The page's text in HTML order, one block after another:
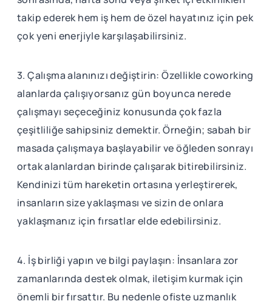
takip ederek hem iş hem de özel hayatınız için pek
çok yeni enerjiyle karşılaşabilirsiniz.
3. Çalışma alanınızı değiştirin: Özellikle coworking
alanlarda çalışıyorsanız gün boyunca nerede
çalışmayı seçeceğiniz konusunda çok fazla
çeşitliliğe sahipsiniz demektir. Örneğin; sabah bir
masada çalışmaya başlayabilir ve öğleden sonrayı
ortak alanlardan birinde çalışarak bitirebilirsiniz.
Kendinizi tüm hareketin ortasına yerleştirerek,
insanların size yaklaşması ve sizin de onlara
yaklaşmanız için fırsatlar elde edebilirsiniz.
4. İş birliği yapın ve bilgi paylaşın: İnsanlara zor
zamanlarında destek olmak, iletişim kurmak için
önemli bir fırsattır. Bu nedenle ofiste uzmanlık